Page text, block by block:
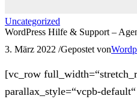
Uncategorized
WordPress Hilfe & Support –
3. März 2022 /Gepostet von
[vc_row
parallax_style=“vcpb-default“